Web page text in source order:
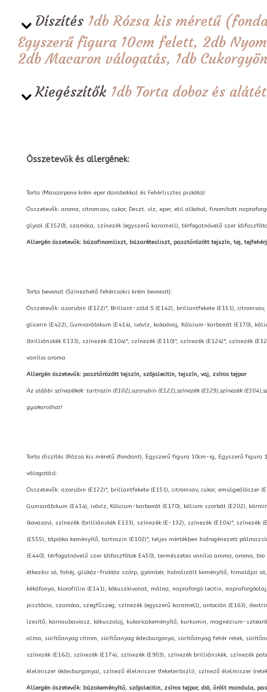
Díszítés 1db Rózsa kis méretű
Egyszerű figura 10cm felett, 2db
2db Macaron válogatás, 1db
Kiegészítők 1db Torta doboz és
Összetevők és allergének:
Torta (Mascarpone krém eper darabokkal és Fehérlisztes piskóta):
Összetevők: aroma, citromsav, cukor, Deszt. víz, eper, etil alkohol, finomított
glycol (E1520), szamóca, színezék (egyszerű karamell), térfogatnövelő szer
Allergén öszetevők: búzafinomliszt, búzarétesliszt, pasztőrözött tejszín, tej,
Torta bevonat (Színezhető fehércsokis krém bevonat):
Összetevők: azorubin (E122)*, Brillant-zöld S (E142), brillantfekete (E151),
glicerin (E422), Gumiarábikum (E414), ivóvíz, kakaóvaj, Kálcium-karbonát (E170),
(brilliánskék E133), színezék (E104)*, színezék (E110)*, színezék (E124)*, színezék
vanília aroma
Allergén öszetevők: pasztőrözött tejszín, szójalecitin, tejszín, vaj, zsíros tejpor
Az alábbi színezékek: tartrazin (E102),azorubin (E122),színezék (E129),színezék
gyakorolhat!
Torta díszítés (Rózsa kis méretű (fondant), Egyszerű figura 10cm-ig, Egyszerű
válogatás):
Összetevők: azorubin (E122)*, brillantfekete (E151), citromsav, cukor, emulgeálószer
Gumiarábikum (E414), ivóvíz, Kálcium-karbonát (E170), kálium szorbát (E202),
(kovasav), színezék (brilliánskék E133), színezék (E-132), színezék (E104)*, színezék
(E555), tápióka keményítő, tartrazin (E102)*, teljes mértékben hidrogénezett
(E440), térfogatnövelő szer (difoszfátok E450), természetes vanília aroma, aroma,
étkezési só, fahéj, glükóz-fruktóz szörp, gyömbér, hidrolizált keményítő, himalájai
kékáfonya, klorofillin (E141), kókuszkivonat, málna, napraforgó lecitin,
pisztácia, szamóca, szegfűszeg, színezék (egyszerű karamell), antocián (E163),
ízesítő, karnaubaviasz, kókuszolaj, kukoricakeményítő, kurkumin, magnézium-
alma, sürítőanyag citrom, sürítőanyag édesburgonya, sürítőanyag fehér retek,
színezék (E162), színezék (E174), színezék (E903), színezék brilliánskék, színezék
élelmiszer (édesburgonya), színező élelmiszer (feketeribizli), színező élelmiszer
Allergén öszetevők: búzakeményítő, szójalecitin, zsíros tejpor, dió, őrölt mandula,